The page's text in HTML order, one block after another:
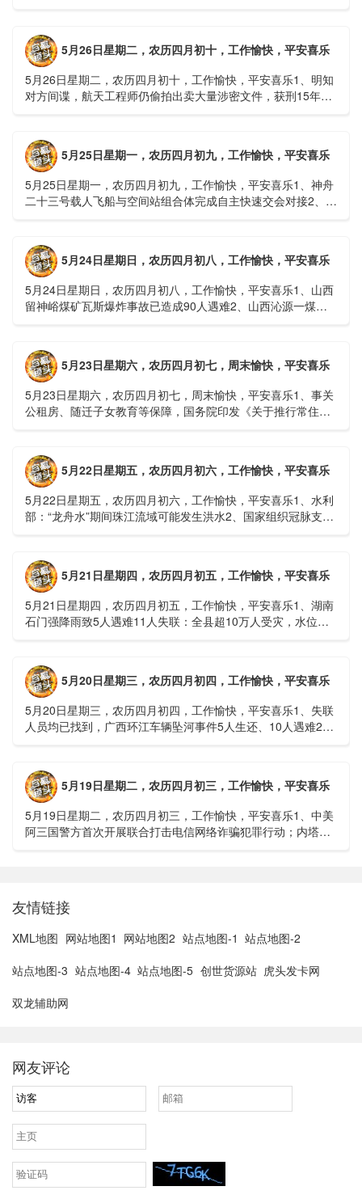
5月26日星期二，农历四月初十，工作愉快，平安喜乐
5月26日星期二，农历四月初十，工作愉快，平安喜乐1、明知
对方间谍，航天工程师仍偷拍出卖大量涉密文件，获刑15年
5月25日星期一，农历四月初九，工作愉快，平安喜乐
5月25日星期一，农历四月初九，工作愉快，平安喜乐1、神舟
二十三号载人飞船与空间站组合体完成自主快速交会对接2、山
5月24日星期日，农历四月初八，工作愉快，平安喜乐
5月24日星期日，农历四月初八，工作愉快，平安喜乐1、山西
留神峪煤矿瓦斯爆炸事故已造成90人遇难2、山西沁源一煤矿
5月23日星期六，农历四月初七，周末愉快，平安喜乐
5月23日星期六，农历四月初七，周末愉快，平安喜乐1、事关
公租房、随迁子女教育等保障，国务院印发《关于推行常住地
5月22日星期五，农历四月初六，工作愉快，平安喜乐
5月22日星期五，农历四月初六，工作愉快，平安喜乐1、水利
部：“龙舟水”期间珠江流域可能发生洪水2、国家组织冠脉支架
5月21日星期四，农历四月初五，工作愉快，平安喜乐
5月21日星期四，农历四月初五，工作愉快，平安喜乐1、湖南
石门强降雨致5人遇难11人失联：全县超10万人受灾，水位正
5月20日星期三，农历四月初四，工作愉快，平安喜乐
5月20日星期三，农历四月初四，工作愉快，平安喜乐1、失联
人员均已找到，广西环江车辆坠河事件5人生还、10人遇难2、
5月19日星期二，农历四月初三，工作愉快，平安喜乐
5月19日星期二，农历四月初三，工作愉快，平安喜乐1、中美
阿三国警方首次开展联合打击电信网络诈骗犯罪行动；内塔尼
友情链接
XML地图 网站地图1 网站地图2 站点地图-1 站点地图-2
站点地图-3 站点地图-4 站点地图-5 创世货源站 虎头发卡网
双龙辅助网
网友评论